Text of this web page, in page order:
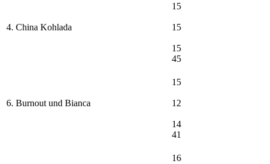
4. China Kohlada
15
15
15
45
6. Burnout und Bianca
15
12
14
41
16